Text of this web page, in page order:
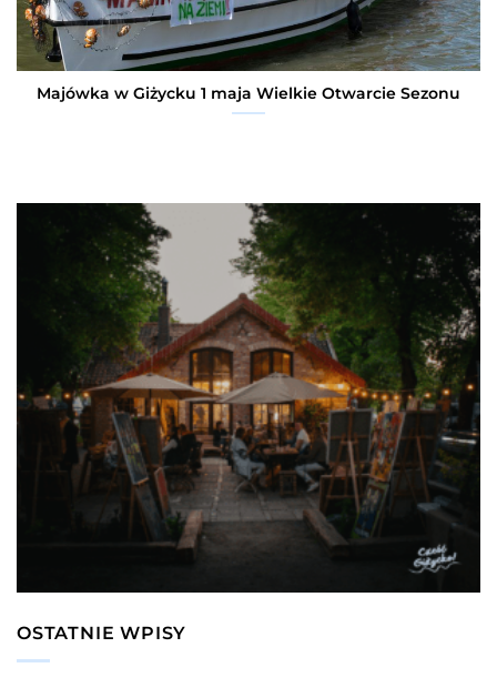
Majówka w Giżycku 1 maja Wielkie Otwarcie Sezonu
OSTATNIE WPISY